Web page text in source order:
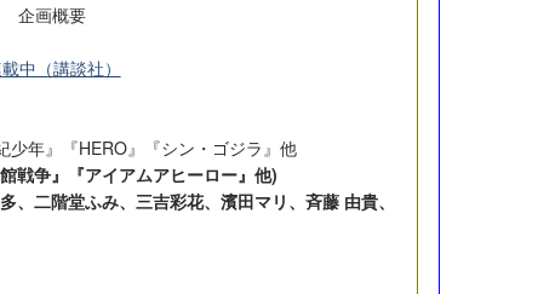
企画概要
中（講談社）
年』『HERO』『シン・ゴジラ』他
戦争』『アイアムアヒーロー』他)
、二階堂ふみ、三吉彩花、濱田マリ、斉藤 由貴、